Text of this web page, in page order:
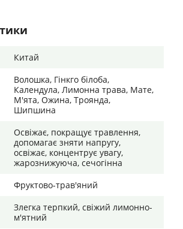
Китай
Волошка, Гінкго білоба,
Календула, Лимонна трава, Мате,
М'ята, Ожина, Троянда,
Шипшина
Освіжає, покращує травлення,
допомагає зняти напругу,
освіжає, концентрує увагу,
жарознижуюча, сечогінна
Фруктово-трав'яний
Злегка терпкий, свіжий лимонно-
м'ятний